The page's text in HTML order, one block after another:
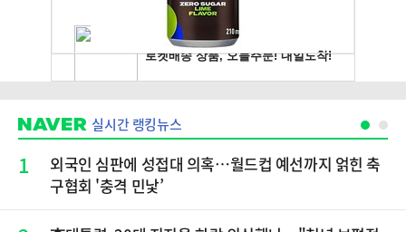
실시간 랭킹뉴스
1
외국인 심판에 성접대 의혹…월드컵 예선까지 얽힌 축
구협회 '충격 민낯’